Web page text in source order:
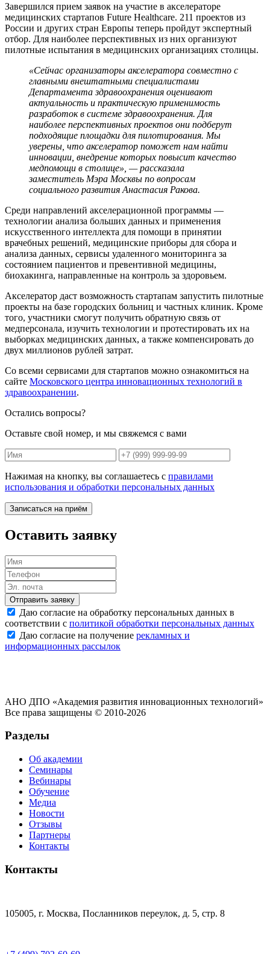
Завершился прием заявок на участие в акселераторе
медицинских стартапов Future Healthcare. 211 проектов из
России и других стран Европы теперь пройдут экспертный
отбор. Для наиболее перспективных из них организуют
пилотные испытания в медицинских организациях столицы.
«Сейчас организаторы акселератора совместно с
главными внештатными специалистами
Департамента здравоохранения оценивают
актуальность и практическую применимость
разработок в системе здравоохранения. Для
наиболее перспективных проектов они подберут
подходящие площадки для пилотирования. Мы
уверены, что акселератор поможет нам найти
инновации, внедрение которых повысит качество
медпомощи в столице», — рассказала
заместитель Мэра Москвы по вопросам
социального развития Анастасия Ракова.
Среди направлений акселерационной программы —
технологии анализа больших данных и применения
искусственного интеллекта для помощи в принятии
врачебных решений, медицинские приборы для сбора и
анализа данных, сервисы удаленного мониторинга за
состоянием пациентов и превентивной медицины,
биохакинга, направленные на контроль за здоровьем.
Акселератор даст возможность стартапам запустить пилотные
проекты на базе городских больниц и частных клиник. Кроме
того, участники смогут получить обратную связь от
медперсонала, изучить технологии и протестировать их на
выборках медицинских данных, а также компенсировать до
двух миллионов рублей затрат.
Со всеми сервисами для стартапов можно ознакомиться на
сайте Московского центра инновационных технологий в
здравоохранении.
Остались вопросы?
Оставьте свой номер, и мы свяжемся с вами
Нажимая на кнопку, вы соглашаетесь с правилами
использования и обработки персональных данных
Записаться на приём
Оставить заявку
Отправить заявку
Даю согласие на обработку персональных данных в
соответствии с политикой обработки персональных данных
Даю согласие на получение рекламных и
информационных рассылок
АНО ДПО «Академия развития инновационных технологий»
Все права защищены © 2010-2026
Разделы
Об академии
Семинары
Вебинары
Обучение
Медиа
Новости
Отзывы
Партнеры
Контакты
Контакты
105005, г. Москва, Посланников переулок, д. 5, стр. 8